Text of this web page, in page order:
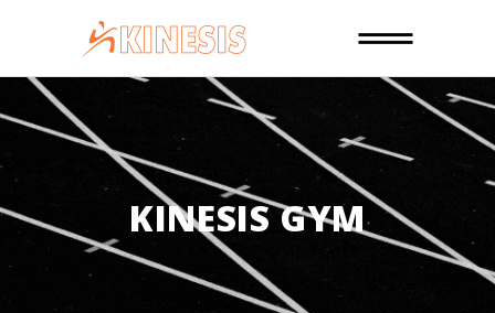
KINESIS GYM